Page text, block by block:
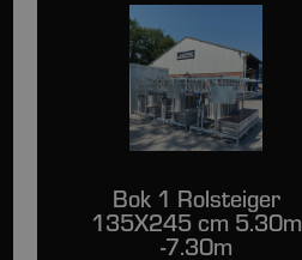
Bok 1 Rolsteiger
135X245 cm 5.30m
-7.30m